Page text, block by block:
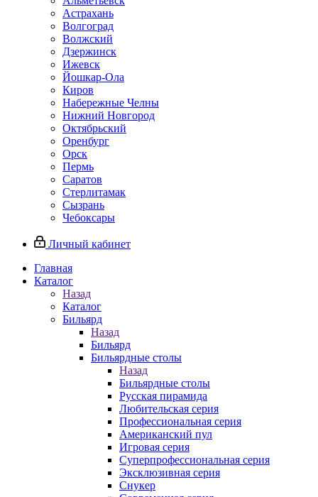
Астрахань
Волгоград
Волжский
Дзержинск
Ижевск
Йошкар-Ола
Киров
Набережные Челны
Нижний Новгород
Октябрьский
Оренбург
Орск
Пермь
Саратов
Стерлитамак
Сызрань
Чебоксары
Личный кабинет
Главная
Каталог
Назад
Каталог
Бильярд
Назад
Бильярд
Бильярдные столы
Назад
Бильярдные столы
Русская пирамида
Любительская серия
Профессиональная серия
Американский пул
Игровая серия
Суперпрофессиональная серия
Эксклюзивная серия
Снукер